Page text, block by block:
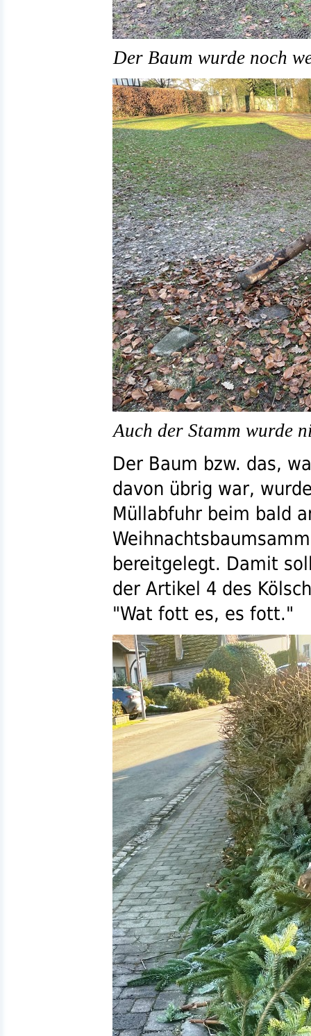
Der Baum wurde noch
Auch der Stamm wurde
Der Baum bzw. das,
davon übrig war,
Müllabfuhr beim bald
bereitgelegt. Damit
der Artikel 4 des
"Wat fott es, es fott."